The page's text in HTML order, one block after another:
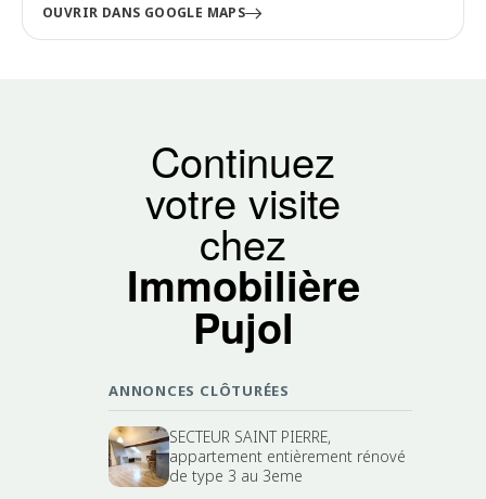
OUVRIR DANS GOOGLE MAPS
Continuez
votre visite
chez
Immobilière
Pujol
ANNONCES CLÔTURÉES
SECTEUR SAINT PIERRE,
appartement entièrement rénové
de type 3 au 3eme